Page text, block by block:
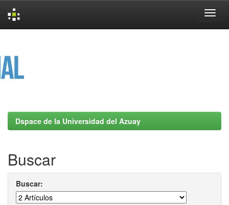
Dspace de la Universidad del Azuay
Buscar
Buscar: